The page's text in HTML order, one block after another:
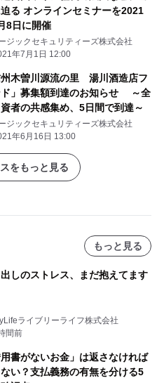
る オンラインセミナーを2021
8日に開催
ジックセキュリティーズ株式会社
年7月1日 12:00
州木曽川源流の里 湯川酒造店フ
ド」募集額到達のお知らせ ～全
者の共感集め、5日間で到達～
ジックセキュリティーズ株式会社
年6月16日 13:00
をもっと見る
もっと見る
しのストレス、まだ抱えてます
ライブリーライフ株式会社
間前
用書がないお金」は返さなければ
い？支払義務の有無を分ける5